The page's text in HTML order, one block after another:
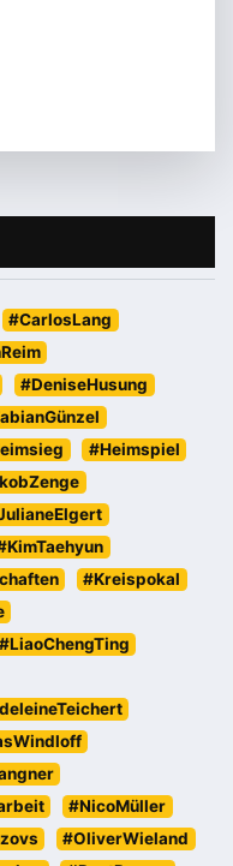
#CarlosLang
#DeniseHusung
#Heimspiel
#Kreispokal
#LiaoChengTing
#NicoMüller
#OliverWieland